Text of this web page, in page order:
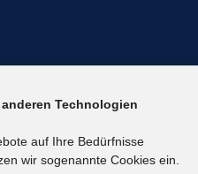
Technologien
auf Ihre Bedürfnisse
wir sogenannte Cookies ein.